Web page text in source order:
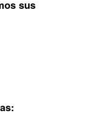
sus